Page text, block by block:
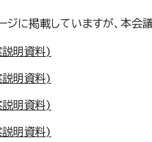
ジに掲載していますが、本会
明資料)
明資料)
明資料)
明資料)